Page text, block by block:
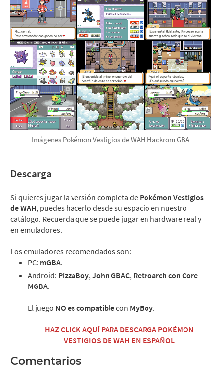
Imágenes Pokémon Vestigios de WAH Hackrom GBA
Descarga
Si quieres jugar la versión completa de Pokémon Vestigios
de WAH, puedes hacerlo desde su espacio en nuestro
catálogo. Recuerda que se puede jugar en hardware real y
en emuladores.
Los emuladores recomendados son:
PC: mGBA.
Android: PizzaBoy, John GBAC, Retroarch con Core
MGBA.
El juego NO es compatiblecon MyBoy.
HAZ CLICK AQUÍ PARA DESCARGA POKÉMON
VESTIGIOS DE WAH EN ESPAÑOL
Comentarios